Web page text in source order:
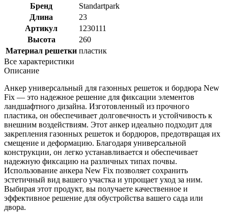
Бренд
Standartpark
Длина
23
Артикул
1230111
Высота
260
Материал решетки пластик
Все характеристики
Описание
Анкер универсальный для газонных решеток и бордюра New
Fix — это надежное решение для фиксации элементов
ландшафтного дизайна. Изготовленный из прочного
пластика, он обеспечивает долговечность и устойчивость к
внешним воздействиям. Этот анкер идеально подходит для
закрепления газонных решеток и бордюров, предотвращая их
смещение и деформацию. Благодаря универсальной
конструкции, он легко устанавливается и обеспечивает
надежную фиксацию на различных типах почвы.
Использование анкера New Fix позволяет сохранить
эстетичный вид вашего участка и упрощает уход за ним.
Выбирая этот продукт, вы получаете качественное и
эффективное решение для обустройства вашего сада или
двора.